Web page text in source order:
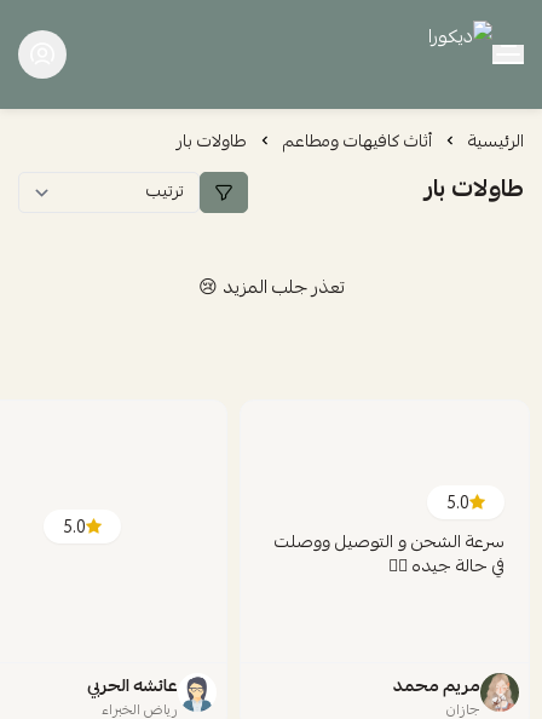
ديكورا
الرئيسية أثاث كافيهات ومطاعم طاولات بار
طاولات بار
تعذر جلب المزيد 😢
5.0
سرعة الشحن و التوصيل ووصلت
في حالة جيده 👍🏻
مريم محمد
جازان
5.0
عائشه الحربي
رياض الخبراء